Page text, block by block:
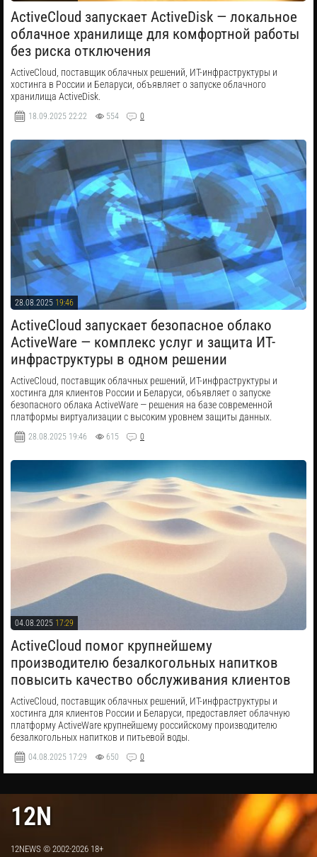
​ActiveCloud запускает ActiveDisk — локальное
облачное хранилище для комфортной работы
без риска отключения
ActiveCloud, поставщик облачных решений, ИТ-инфраструктуры и
хостинга в России и Беларуси, объявляет о запуске облачного
хранилища ActiveDisk.
18.09.2025 22:22 554 0
28.08.2025 19:46
​ActiveCloud запускает безопасное облако
ActiveWare — комплекс услуг и защита ИТ-
инфраструктуры в одном решении
ActiveCloud, поставщик облачных решений, ИТ-инфраструктуры и
хостинга для клиентов России и Беларуси, объявляет о запуске
безопасного облака ActiveWare — решения на базе современной
платформы виртуализации с высоким уровнем защиты данных.
28.08.2025 19:46 615 0
04.08.2025 17:29
​ActiveCloud помог крупнейшему
производителю безалкогольных напитков
повысить качество обслуживания клиентов
ActiveCloud, поставщик облачных решений, ИТ-инфраструктуры и
хостинга для клиентов России и Беларуси, предоставляет облачную
платформу ActiveWare крупнейшему российскому производителю
безалкогольных напитков и питьевой воды.
04.08.2025 17:29 650 0
12N
12NEWS © 2002-2026 18+